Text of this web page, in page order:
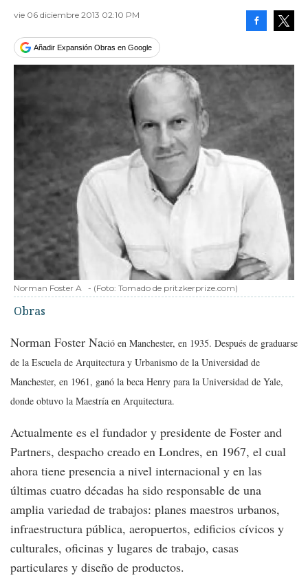
vie 06 diciembre 2013 02:10 PM
Añadir Expansión Obras en Google
Norman Foster A - (Foto: Tomado de pritzkerprize.com)
Obras
Norman Foster Nació en Manchester, en 1935. Después de graduarse
de la Escuela de Arquitectura y Urbanismo de la Universidad de
Manchester, en 1961, ganó la beca Henry para la Universidad de Yale,
donde obtuvo la Maestría en Arquitectura.
Actualmente es el fundador y presidente de Foster and
Partners, despacho creado en Londres, en 1967, el cual
ahora tiene presencia a nivel internacional y en las
últimas cuatro décadas ha sido responsable de una
amplia variedad de trabajos: planes maestros urbanos,
infraestructura pública, aeropuertos, edificios cívicos y
culturales, oficinas y lugares de trabajo, casas
particulares y diseño de productos.